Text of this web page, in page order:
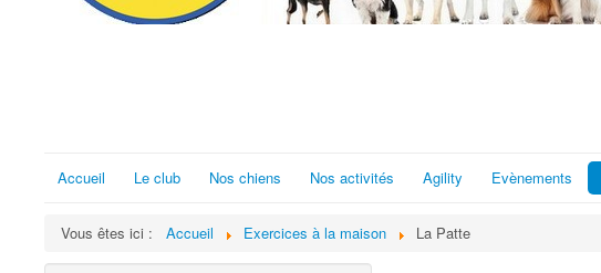
Accueil Le club Nos chiens Nos activités Agility Evènements
Vous êtes ici : Accueil Exercices à la maison La Patte